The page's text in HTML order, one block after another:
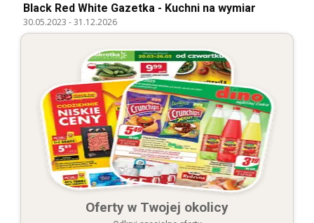
Black Red White Gazetka - Kuchni na wymiar
30.05.2023 -31.12.2026
Oferty w Twojej okolicy